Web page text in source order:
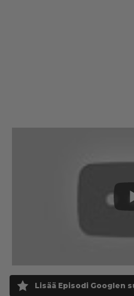
Lisää Episodi Googlen